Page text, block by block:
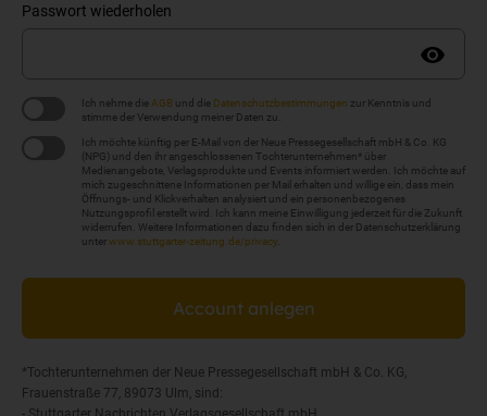
Passwort wiederholen
Ich nehme die AGB und die Datenschutzbestimmungen zur Kenntnis und
stimme der Verwendung meiner Daten zu.
Ich möchte künftig per E-Mail von der Neue Pressegesellschaft mbH & Co. KG
(NPG) und den ihr angeschlossenen Tochterunternehmen* über
Medienangebote, Verlagsprodukte und Events informiert werden. Ich möchte auf
mich zugeschnittene Informationen per Mail erhalten und willige ein, dass mein
Öffnungs- und Klickverhalten analysiert und ein personenbezogenes
Nutzungsprofil erstellt wird. Ich kann meine Einwilligung jederzeit für die Zukunft
widerrufen. Weitere Informationen dazu finden sich in der Datenschutzerklärung
unterwww.stuttgarter-zeitung.de/privacy
Account anlegen
*Tochterunternehmen der Neue Pressegesellschaft mbH & Co. KG,
Frauenstraße 77, 89073 Ulm, sind: